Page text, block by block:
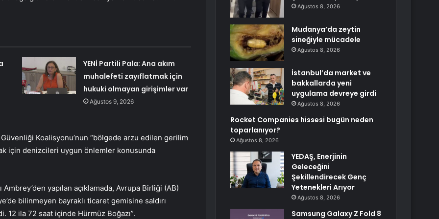
YENİ Partili Pala: Ana akım
muhalefeti zayıflatmak için
hukuki olmayan girişimler var
Ağustos 9, 2026
Koalisyonu’nun “bölgede arzu edilen gerilim
için denizcileri uygun önlemler konusunda
yapılan açıklamada, Avrupa Birliği (AB)
bilinmeyen bayraklı ticaret gemisine saldırı
12 ila 72 saat içinde Hürmüz Boğazı”.
Ağustos 8, 2026
Mudanya’da zeytin
sineğiyle mücadele
Ağustos 8, 2026
İstanbul’da market ve
bakkallarda yeni
uygulama devreye girdi
Ağustos 8, 2026
Rocket Companies hissesi bugün neden
toparlanıyor?
Ağustos 8, 2026
YEDAŞ, Enerjinin
Geleceğini
Şekillendirecek Genç
Yetenekleri Arıyor
Ağustos 8, 2026
Samsung Galaxy Z Fold 8